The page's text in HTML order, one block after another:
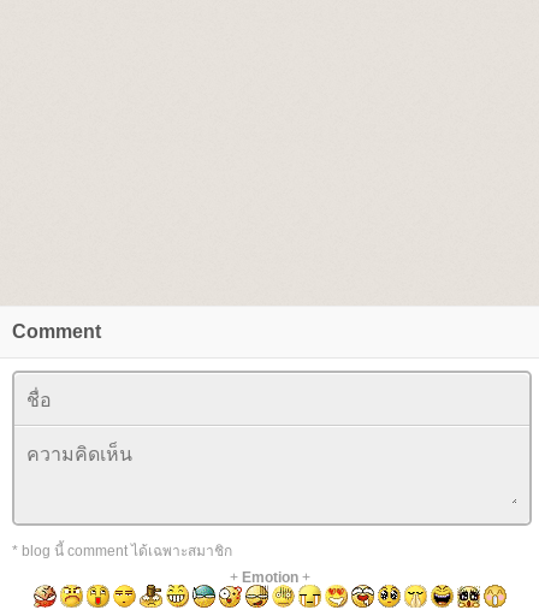
Comment
* blog นี้ comment ได้เฉพาะสมาชิก
+ Emotion+